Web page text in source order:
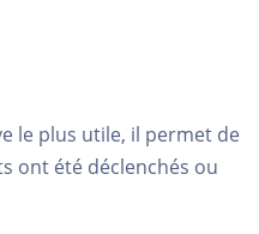
le plus utile, il permet de
ont été déclenchés ou